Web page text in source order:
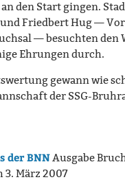
den Start gingen.
Friedbert Hug —
— besuchten den
Ehrungen durch.
gewann wie
der SSG-
der BNN Ausgabe
3. März 2007